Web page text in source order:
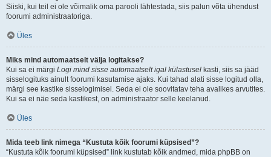
Siiski, kui teil ei ole võimalik oma parooli lähtestada, siis palun võta ühendust
foorumi administraatoriga.
Üles
Miks mind automaatselt välja logitakse?
Kui sa ei märgi Logi mind sisse automaatselt igal külastusel kasti, siis sa jääd
sisselogituks ainult foorumi kasutamise ajaks. Kui tahad alati sisse logitud olla,
märgi see kastike sisselogimisel. Seda ei ole soovitatav teha avalikes arvutites.
Kui sa ei näe seda kastikest, on administraator selle keelanud.
Üles
Mida teeb link nimega “Kustuta kõik foorumi küpsised”?
“Kustuta kõik foorumi küpsised” link kustutab kõik andmed, mida phpBB on